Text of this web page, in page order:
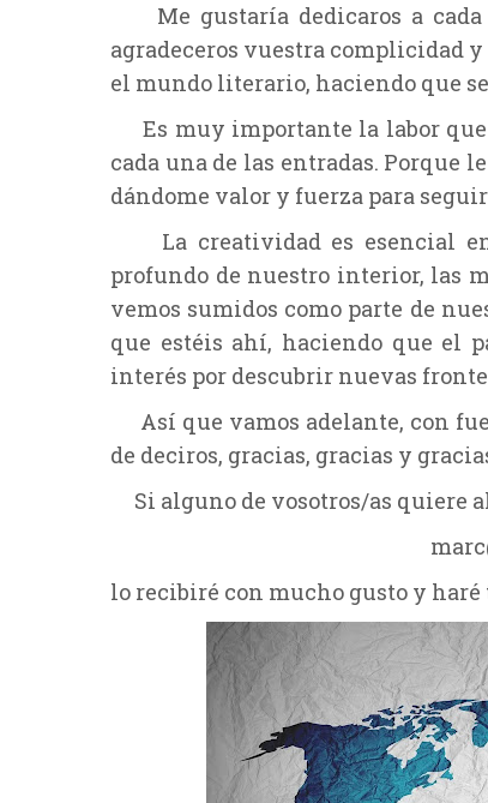
Me gustaría dedicaros a
agradeceros vuestra complicidad
el mundo literario, haciendo que
Es muy importante la labor que
cada una de las entradas. Porque
dándome valor y fuerza para
La creatividad es esencial en
profundo de nuestro interior, las
vemos sumidos como parte de
que estéis ahí, haciendo que el
interés por descubrir nuevas
Así que vamos adelante, con
de deciros, gracias, gracias y
Si alguno de vosotros/as quiere
lo recibiré con mucho gusto y